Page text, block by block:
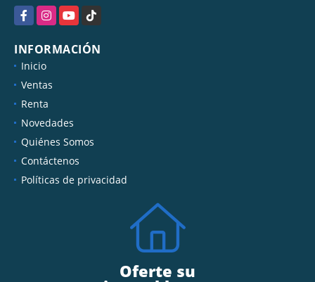
FacebookInstagramYouTubeTikTok
INFORMACIÓN
Inicio
Ventas
Renta
Novedades
Quiénes Somos
Contáctenos
Políticas de privacidad
Oferte su